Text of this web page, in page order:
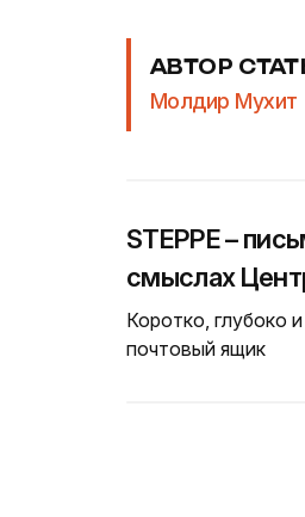
АВТОР
Молдир Мухит
STEPPE –
смыслах
Коротко, глубоко
почтовый ящик